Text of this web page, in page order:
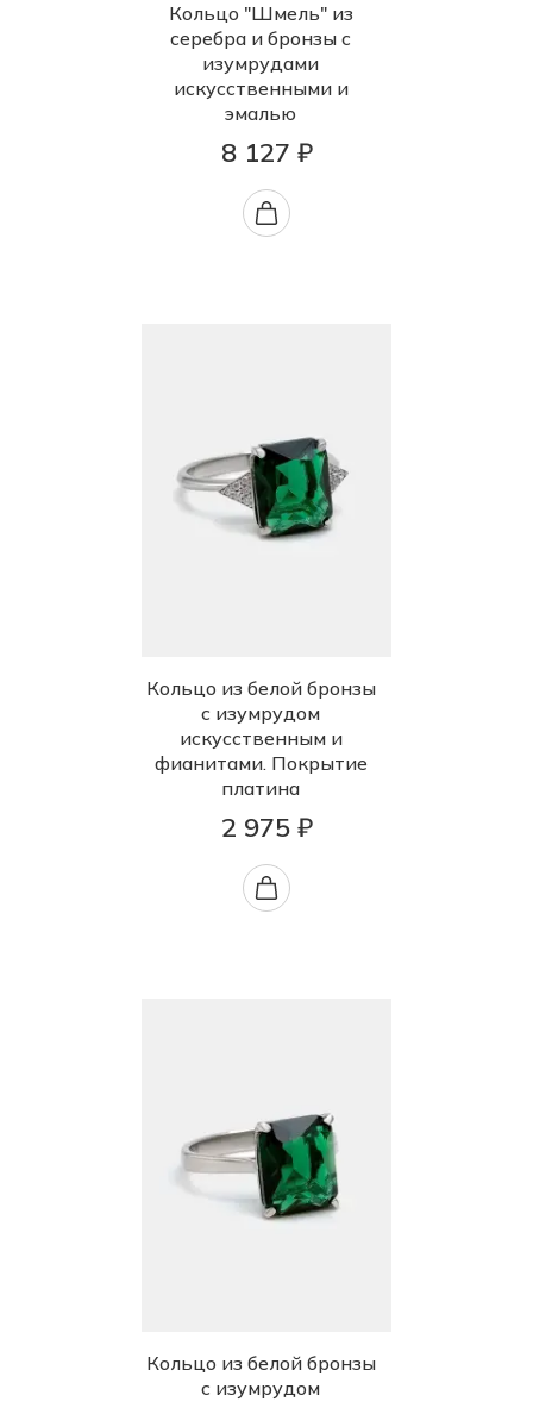
Кольцо "Шмель" из
серебра и бронзы с
изумрудами
искусственными и
эмалью
8 127 ₽
Кольцо из белой бронзы
с изумрудом
искусственным и
фианитами. Покрытие
платина
2 975 ₽
Кольцо из белой бронзы
с изумрудом